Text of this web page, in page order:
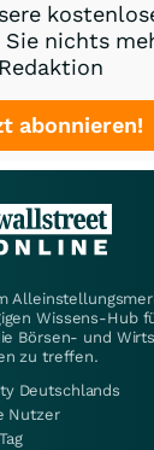
Sie nichts
Redaktion
abonnieren!
Wissens-Hub
Börsen- und
zu treffen.
Deutschlands
Nutzer